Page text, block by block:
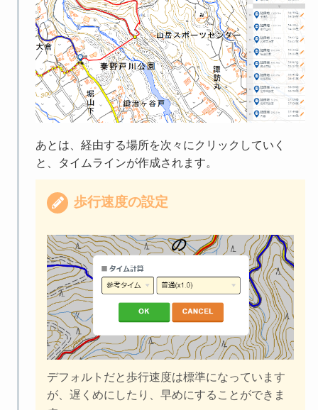
あとは、経由する場所を次々にクリックしていく
と、タイムラインが作成されます。
歩行速度の設定
デフォルトだと歩行速度は標準になっています
が、遅くめにしたり、早めにすることができま